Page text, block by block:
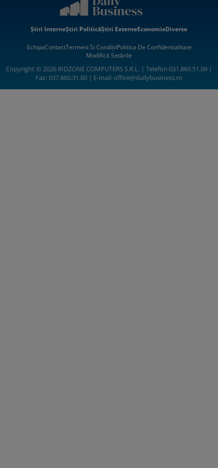
Știri InterneȘtiri PoliticăȘtiri ExterneEconomieDiverse
EchipaContactTermeni Si CondițiiPolitica De Confidentialitate
Modifică Setările
Copyright © 2026 RIDZONE COMPUTERS S.R.L. | Telefon 031.860.51.09 |
Fax: 037.860.31.60 | E-mail:office@dailybusiness.ro